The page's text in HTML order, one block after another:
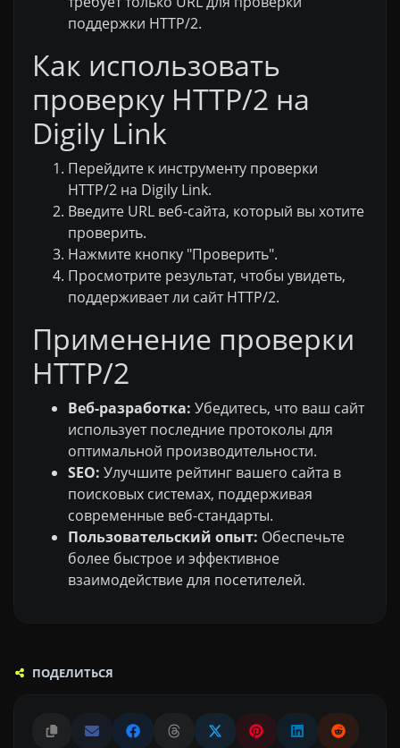
поддержки HTTP/2.
Как использовать
проверку HTTP/2 на
Digily Link
Перейдите к инструменту проверки
HTTP/2 на Digily Link.
Введите URL веб-сайта, который вы хотите
проверить.
Нажмите кнопку "Проверить".
Просмотрите результат, чтобы увидеть,
поддерживает ли сайт HTTP/2.
Применение проверки
HTTP/2
Веб-разработка: Убедитесь, что ваш сайт
использует последние протоколы для
оптимальной производительности.
SEO: Улучшите рейтинг вашего сайта в
поисковых системах, поддерживая
современные веб-стандарты.
Пользовательский опыт: Обеспечьте
более быстрое и эффективное
взаимодействие для посетителей.
ПОДЕЛИТЬСЯ